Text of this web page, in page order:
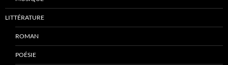
LITTÉRATURE
ROMAN
POÉSIE